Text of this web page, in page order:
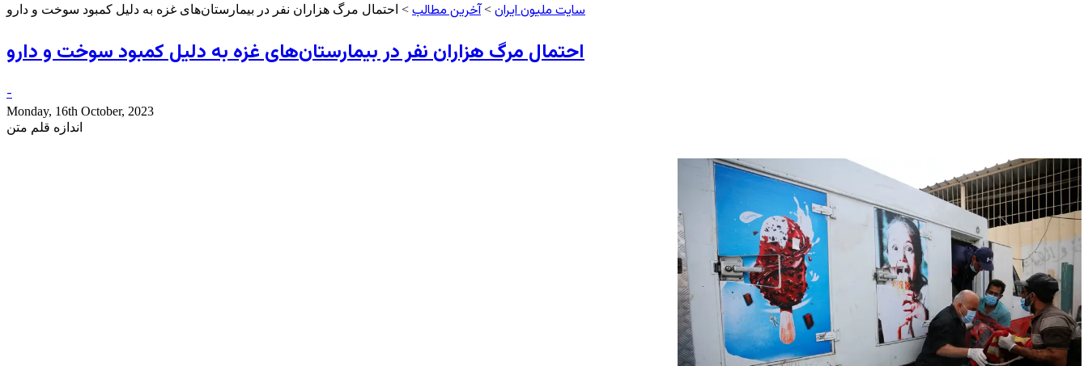
سایت ملیون ایران >آخرین مطالب > احتمال مرگ هزاران نفر در بیمارستان‌های غزه به دلیل کمبود سوخت و دارو
احتمال مرگ هزاران نفر در بیمارستان‌های غزه به دلیل کمبود سوخت و دارو
-
Monday, 16th October, 2023
اندازه قلم متن